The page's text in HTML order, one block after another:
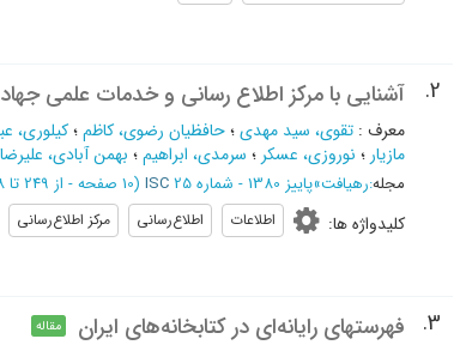
2. آشنایی با مرکز اطلاع رسانی و خدمات علمی
معرف : تقوی، سید مهدی؛حافظیان رضوی، کاظم؛کیلوری،
مازیار ؛ نوروزی، عسکر ؛ سرمدی، ابراهیم؛ بهمن آبادی، علیرضا
مجله:رهیافت»پاییز 1380 - شماره 25 ISC (‎10 صفحه - از 249 تا 258
کلیدواژه ها: اطلاعات اطلاع‌رسانی مرکز اطلاع‌رسانی
3. فهرستهای رایانه‌ای در کتابخانه‌های ایران مقاله